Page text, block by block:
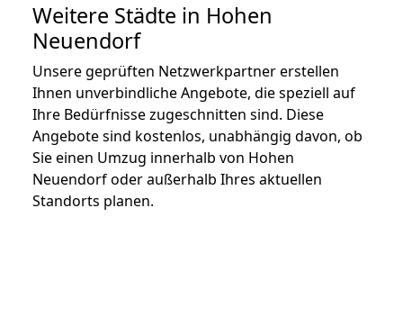
Weitere Städte in Hohen
Neuendorf
Unsere geprüften Netzwerkpartner erstellen
Ihnen unverbindliche Angebote, die speziell auf
Ihre Bedürfnisse zugeschnitten sind. Diese
Angebote sind kostenlos, unabhängig davon, ob
Sie einen Umzug innerhalb von Hohen
Neuendorf oder außerhalb Ihres aktuellen
Standorts planen.